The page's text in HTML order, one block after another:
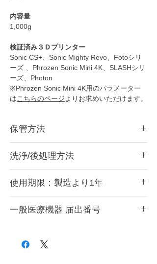
内容量
1,000g
検証済み３Ｄプリンター
Sonic CS+、Sonic Mighty Revo、Fotoシリ
ーズ 、Phrozen Sonic Mini 4K、SLASHシリ
ーズ、Photon
※Phrozen Sonic Mini 4K用のパラメーター
はこちらのページよりお求めいただけます。
保管方法
ており、熱で劣化し造形の安定性に影響する
可能性があるため冷暗所で保管ください。
洗浄/後処理方法
す。
https://www.xn--5ck4bxctb.com/support-
startguide
使用期限：製造より1年
紫外線よる硬化反応が高くいため、開封後は
い。
一般医療機器 届出番号